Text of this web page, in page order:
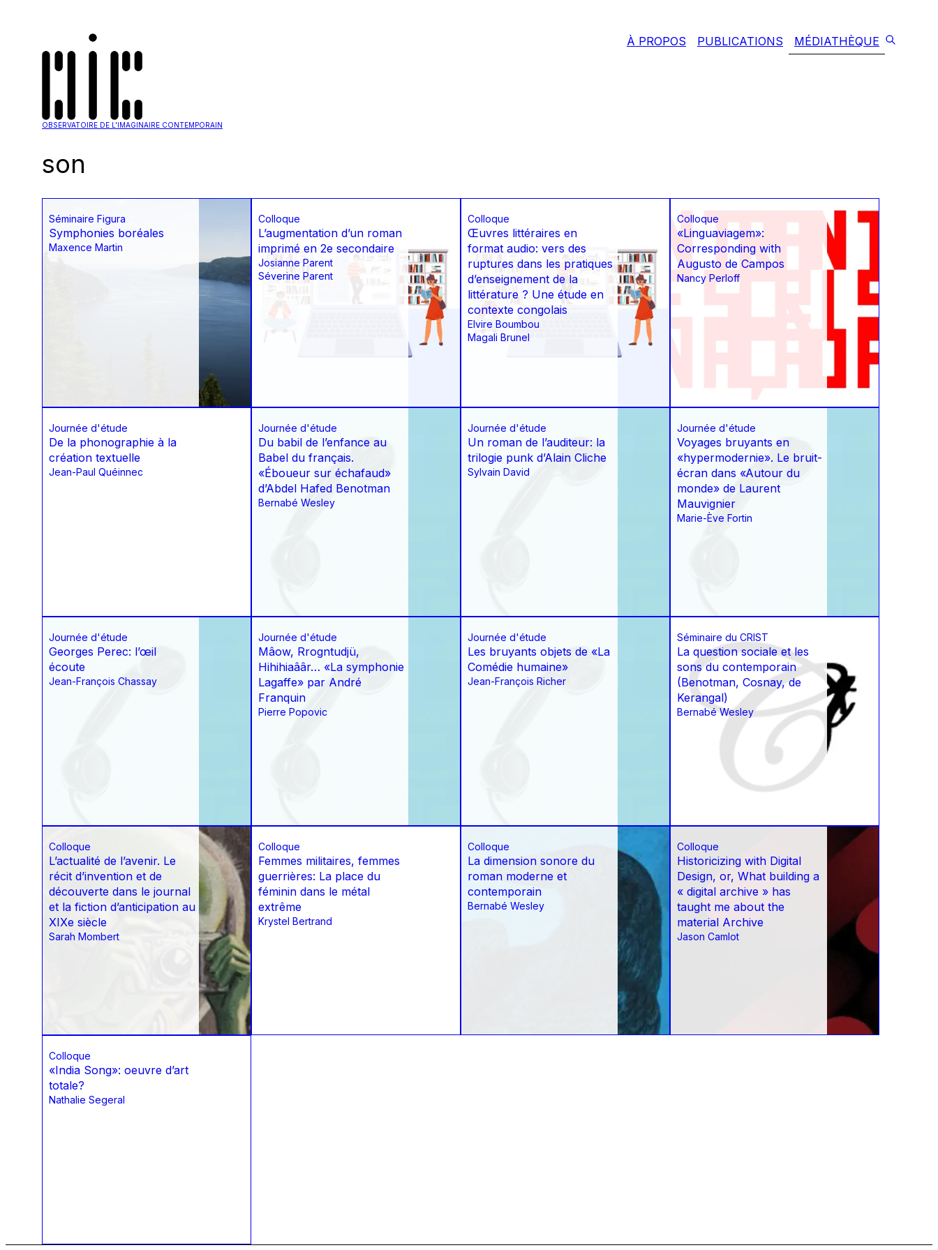
OBSERVATOIRE DE L'IMAGINAIRE CONTEMPORAIN
À PROPOS PUBLICATIONS MÉDIATHÈQUE
son
Séminaire Figura
Symphonies boréales
Maxence Martin
Colloque
L’augmentation d’un roman
imprimé en 2e secondaire
Josianne Parent
Séverine Parent
Colloque
Œuvres littéraires en
format audio: vers des
ruptures dans les pratiques
d’enseignement de la
littérature ? Une étude en
contexte congolais
Elvire Boumbou
Magali Brunel
Colloque
«Linguaviagem»:
Corresponding with
Augusto de Campos
Nancy Perloff
Journée d'étude
De la phonographie à la
création textuelle
Jean-Paul Quéinnec
Journée d'étude
Du babil de l’enfance au
Babel du français.
«Éboueur sur échafaud»
d’Abdel Hafed Benotman
Bernabé Wesley
Journée d'étude
Un roman de l’auditeur: la
trilogie punk d’Alain Cliche
Sylvain David
Journée d'étude
Voyages bruyants en
«hypermodernie». Le bruit-
écran dans «Autour du
monde» de Laurent
Mauvignier
Marie-Ève Fortin
Journée d'étude
Georges Perec: l’œil
écoute
Jean-François Chassay
Journée d'étude
Mâow, Rrogntudjü,
Hihihiaââr… «La symphonie
Lagaffe» par André
Franquin
Pierre Popovic
Journée d'étude
Les bruyants objets de «La
Comédie humaine»
Jean-François Richer
Séminaire du CRIST
La question sociale et les
sons du contemporain
(Benotman, Cosnay, de
Kerangal)
Bernabé Wesley
Colloque
L’actualité de l’avenir. Le
récit d’invention et de
découverte dans le journal
et la fiction d’anticipation au
XIXe siècle
Sarah Mombert
Colloque
Femmes militaires, femmes
guerrières: La place du
féminin dans le métal
extrême
Krystel Bertrand
Colloque
La dimension sonore du
roman moderne et
contemporain
Bernabé Wesley
Colloque
Historicizing with Digital
Design, or, What building a
« digital archive » has
taught me about the
material Archive
Jason Camlot
Colloque
«India Song»: oeuvre d’art
totale?
Nathalie Segeral